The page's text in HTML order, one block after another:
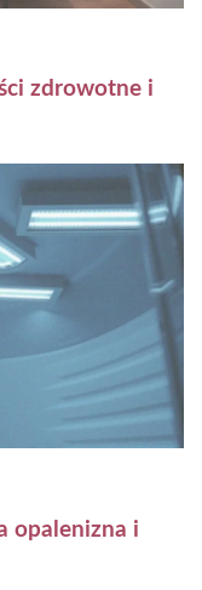
zdrowotne i
opalenizna i